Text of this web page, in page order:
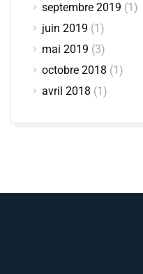
septembre 2019 (1)
juin 2019 (1)
mai 2019 (3)
octobre 2018 (1)
avril 2018 (1)